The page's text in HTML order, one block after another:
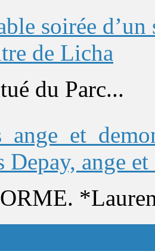
soirée
de Licha
du Parc...
Depay, ange et